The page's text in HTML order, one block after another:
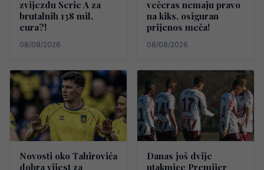
zvijezdu Serie A za
brutalnih 138 mil.
eura?!
08/08/2026
večeras nemaju pravo
na kiks, osiguran
prijenos meča!
08/08/2026
Novosti oko Tahirovića
dobra vijest za
Danas još dvije
utakmice Premijer